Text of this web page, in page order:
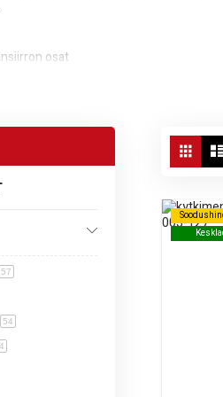
osat
ja selkeään tuote-
View
as
54